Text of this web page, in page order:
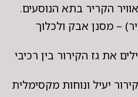
הקריר בתא הנוסעים.
– מסנן אבק ולכלוך
את גז הקירור בין רכיבי
יעיל ונוחות מקסימלית